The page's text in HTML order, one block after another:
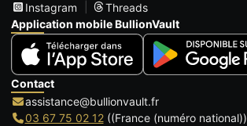
Instagram
Threads
Application mobile BullionVault
Contact
assistance@bullionvault.fr
03 67 75 02 12((France (numéro national))